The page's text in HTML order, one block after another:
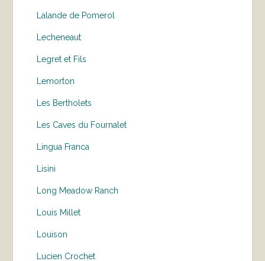
Lalande de Pomerol
Lecheneaut
Legret et Fils
Lemorton
Les Bertholets
Les Caves du Fournalet
Lingua Franca
Lisini
Long Meadow Ranch
Louis Millet
Louison
Lucien Crochet